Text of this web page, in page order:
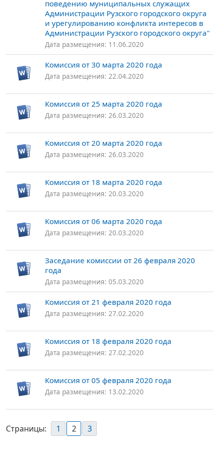
поведению муниципальных служащих
Администрации Рузского городского округа
и урегулированию конфликта интересов в
Администрации Рузского городского округа"
Дата размещения: 11.06.2020
Комиссия от 30 марта 2020 года
Дата размещения: 22.04.2020
Комиссия от 25 марта 2020 года
Дата размещения: 26.03.2020
Комиссия от 20 марта 2020 года
Дата размещения: 26.03.2020
Комиссия от 18 марта 2020 года
Дата размещения: 20.03.2020
Комиссия от 06 марта 2020 года
Дата размещения: 20.03.2020
Заседание комиссии от 26 февраля 2020
года
Дата размещения: 05.03.2020
Комиссия от 21 февраля 2020 года
Дата размещения: 27.02.2020
Комиссия от 18 февраля 2020 года
Дата размещения: 27.02.2020
Комиссия от 05 февраля 2020 года
Дата размещения: 13.02.2020
Страницы: 1 2 3